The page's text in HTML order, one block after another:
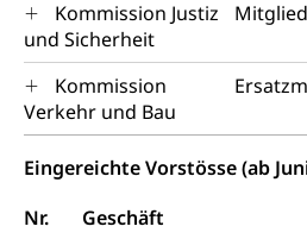
Kommission Justiz
und Sicherheit
Mitglied
Kommission
Verkehr und Bau
Eingereichte Vorstösse (ab
Nr.
Geschäft
Filmförderung, Regionale
Werkankäufe, Kunstankäufe,
und Kultur, Kulturgesuche,
Kulturförderung und
Angebote für
Zentralschweizer
Mobilität
Schiene und öffentlicher